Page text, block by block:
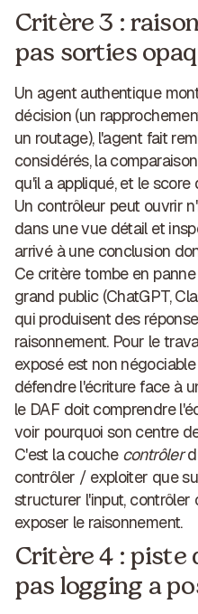
Critère 3 :
pas sorties
Un agent authentique
décision (un
un routage), l'agent fait
considérés, la
qu'il a appliqué, et le
Un contrôleur peut ouvrir
dans une vue détail et
arrivé à une conclusion
Ce critère tombe en
grand public (ChatGPT,
qui produisent des
raisonnement. Pour le
exposé est non
défendre l'écriture face à
le DAF doit comprendre
voir pourquoi son centre
C'est la couche contrôler
contrôler / exploiter que
structurer l'input, contrôler
exposer le raisonnement.
Critère 4 : piste
pas logging a